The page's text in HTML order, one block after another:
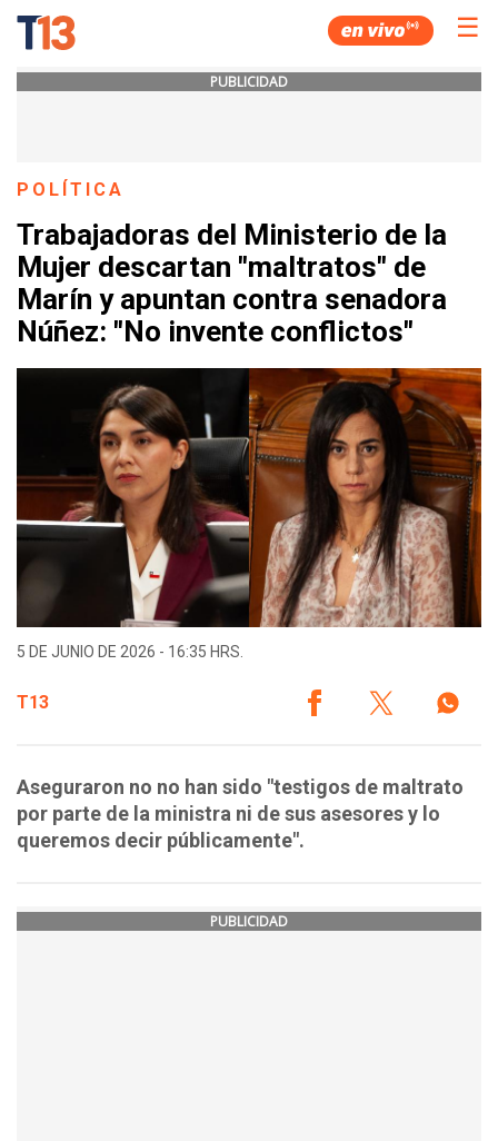
☰
PUBLICIDAD
POLÍTICA
Trabajadoras del Ministerio de la
Mujer descartan "maltratos" de
Marín y apuntan contra senadora
Núñez: "No invente conflictos"
5 DE JUNIO DE 2026 - 16:35 HRS.
T13
Aseguraron no no han sido "testigos de maltrato
por parte de la ministra ni de sus asesores y lo
queremos decir públicamente".
PUBLICIDAD